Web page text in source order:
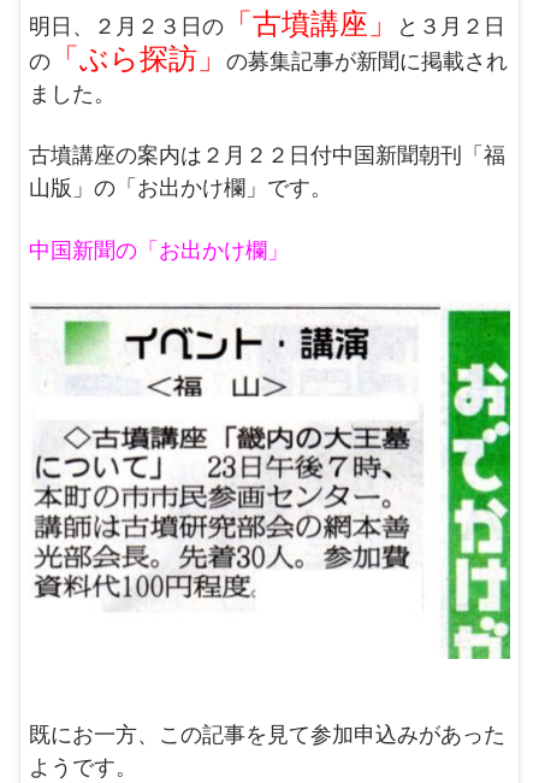
明日、２月２３日の 「古墳講座」
と３月２日
の 「ぶら探訪」の募集記事が新聞に掲載され
ました。
古墳講座の案内は２月２２日付中国新聞朝刊「福
山版」の「お出かけ欄」です。
中国新聞の「お出かけ欄」
既にお一方、この記事を見て参加申込みがあった
ようです。